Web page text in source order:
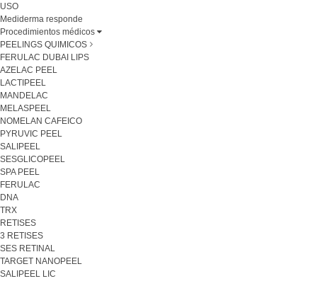
USO
Mediderma responde
Procedimientos médicos
PEELINGS QUIMICOS
FERULAC DUBAI LIPS
AZELAC PEEL
LACTIPEEL
MANDELAC
MELASPEEL
NOMELAN CAFEICO
PYRUVIC PEEL
SALIPEEL
SESGLICOPEEL
SPA PEEL
FERULAC
DNA
TRX
RETISES
3 RETISES
SES RETINAL
TARGET NANOPEEL
SALIPEEL LIC